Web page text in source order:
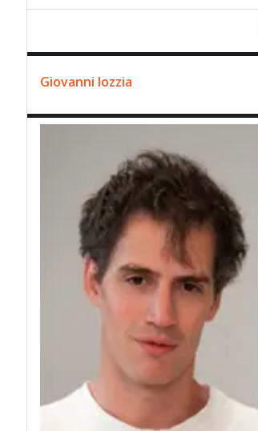
Giovanni Iozzia